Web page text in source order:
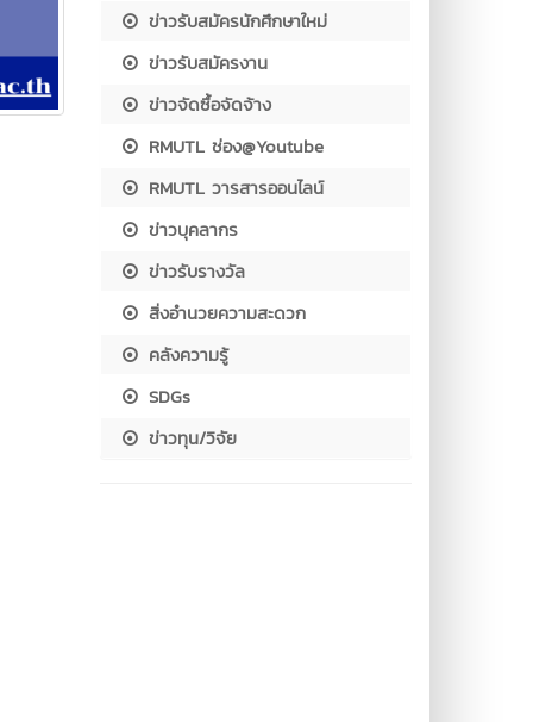
ข่าวรับสมัครนักศึกษาใหม่
ข่าวรับสมัครงาน
ข่าวจัดซื้อจัดจ้าง
RMUTL ช่อง@Youtube
RMUTL วารสารออนไลน์
ข่าวบุคลากร
ข่าวรับรางวัล
สิ่งอำนวยความสะดวก
คลังความรู้
SDGs
ข่าวทุน/วิจัย